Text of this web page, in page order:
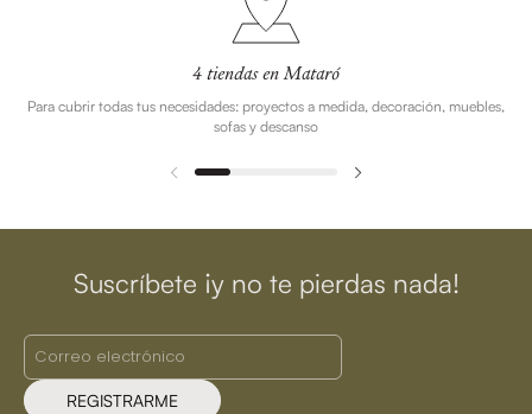
4 tiendas en Mataró
Para cubrir todas tus necesidades: proyectos a medida, decoración, muebles,
sofas y descanso
Suscríbete ¡y no te pierdas nada!
REGISTRARME